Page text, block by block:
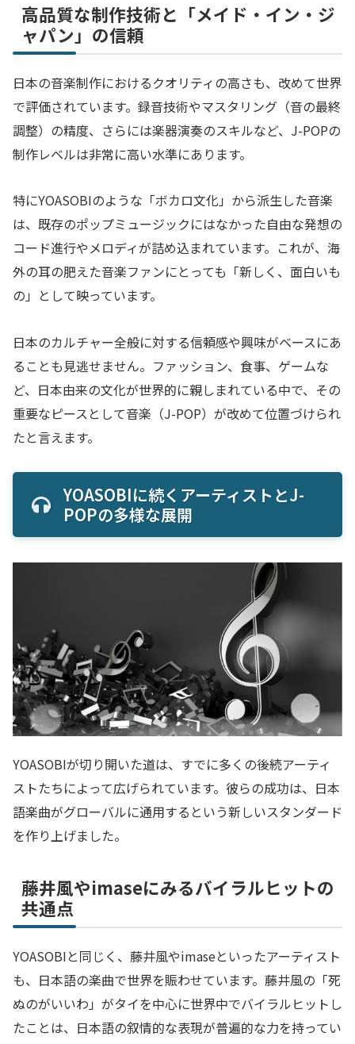
高品質な制作技術と「メイド・イン・ジ
ャパン」の信頼
日本の音楽制作におけるクオリティの高さも、改めて世界
で評価されています。録音技術やマスタリング（音の最終
調整）の精度、さらには楽器演奏のスキルなど、J-POPの
制作レベルは非常に高い水準にあります。
特にYOASOBIのような「ボカロ文化」から派生した音楽
は、既存のポップミュージックにはなかった自由な発想の
コード進行やメロディが詰め込まれています。これが、海
外の耳の肥えた音楽ファンにとっても「新しく、面白いも
の」として映っています。
日本のカルチャー全般に対する信頼感や興味がベースにあ
ることも見逃せません。ファッション、食事、ゲームな
ど、日本由来の文化が世界的に親しまれている中で、その
重要なピースとして音楽（J-POP）が改めて位置づけられ
たと言えます。
YOASOBIに続くアーティストとJ-
POPの多様な展開
YOASOBIが切り開いた道は、すでに多くの後続アーティ
ストたちによって広げられています。彼らの成功は、日本
語楽曲がグローバルに通用するという新しいスタンダード
を作り上げました。
藤井風やimaseにみるバイラルヒットの
共通点
YOASOBIと同じく、藤井風やimaseといったアーティスト
も、日本語の楽曲で世界を賑わせています。藤井風の「死
ぬのがいいわ」がタイを中心に世界中でバイラルヒットし
たことは、日本語の叙情的な表現が普遍的な力を持ってい